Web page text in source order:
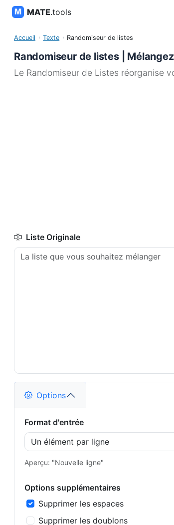
MATE.tools
Accueil Texte Randomiseur de listes
Randomiseur de listes |
Le Randomiseur de Listes réorganise
Liste Originale
Options
Format d'entrée
Aperçu: "Nouvelle ligne"
Options supplémentaires
Supprimer les espaces
Supprimer les doublons